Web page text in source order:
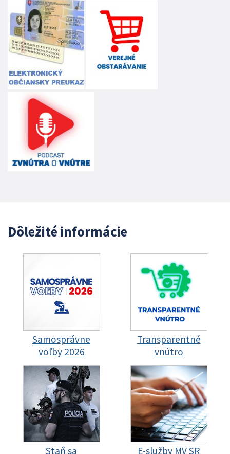
Dôležité informácie
Samosprávne
voľby 2026
Transparentné
vnútro
Staň sa E-služby MV SR